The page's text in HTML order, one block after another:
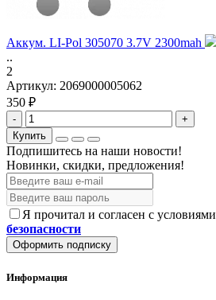
Аккум. LI-Pol 305070 3.7V 2300mah
..
2
Артикул: 2069000005062
350 ₽
-
+
Купить
Подпишитесь на наши новости!
Новинки, скидки, предложения!
Я прочитал и согласен с условиями
безопасности
Оформить подписку
Информация